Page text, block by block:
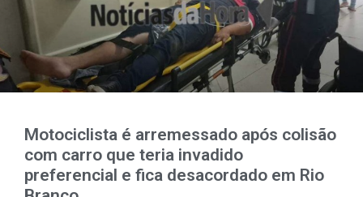
Motociclista é arremessado após colisão
com carro que teria invadido
preferencial e fica desacordado em Rio